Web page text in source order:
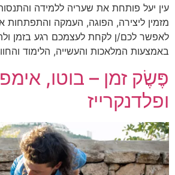
עין יעל פותחת את שעריה ללמידה
מזמין ליצירה, הפוגה, העמקה והתפתחות
לאפשר לכם/ן לקחת לעצמכם רגע בזמן
באמצעות המלאכות והעשייה, הלימוד
פֶּשֶׂק זמן – בוטו,
ופלדנקרייז